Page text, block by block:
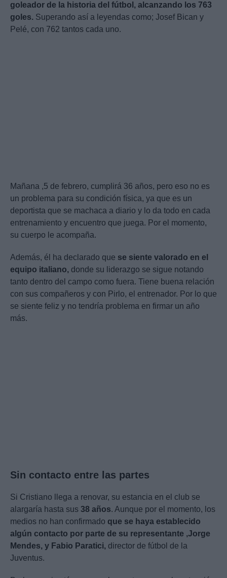
goleador de la historia del fútbol, alcanzando los 763
goles. Superando así a leyendas como; Josef Bican y
Pelé, con 762 tantos cada uno.
Mañana ,5 de febrero, cumplirá 36 años, pero eso no es
un problema para su condición física, ya que es un
deportista que se machaca a diario y lo da todo en cada
entrenamiento y encuentro que juega. Por el momento,
su cuerpo le acompaña.
Además, él ha declarado que se siente valorado en el
equipo italiano, donde su liderazgo se sigue notando
tanto dentro del campo como fuera. Tiene buena relación
con sus compañeros y con Pirlo, el entrenador. Por lo que
se siente feliz y no tendría problema en firmar un año
más.
Sin contacto entre las partes
Si Cristiano llega a renovar, su estancia en el club se
alargaría hasta sus 38 años. Aunque por el momento, los
medios no han confirmado que se haya establecido
algún contacto por parte de su representante ,Jorge
Mendes, y Fabio Paratici, director de fútbol de la
Juventus.